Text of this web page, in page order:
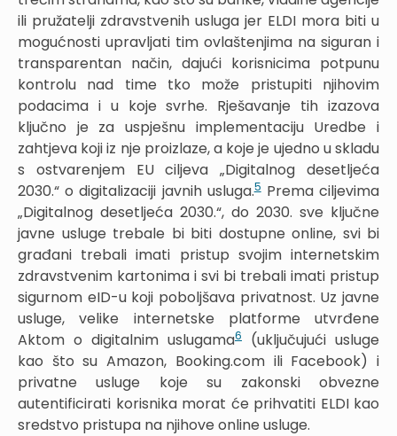
ili pružatelji zdravstvenih usluga jer ELDI mora biti u
mogućnosti upravljati tim ovlaštenjima na siguran i
transparentan način, dajući korisnicima potpunu
kontrolu nad time tko može pristupiti njihovim
podacima i u koje svrhe. Rješavanje tih izazova
ključno je za uspješnu implementaciju Uredbe i
zahtjeva koji iz nje proizlaze, a koje je ujedno u skladu
s ostvarenjem EU ciljeva „Digitalnog desetljeća
2030.“ o digitalizaciji javnih usluga.5Prema ciljevima
„Digitalnog desetljeća 2030.“, do 2030. sve ključne
javne usluge trebale bi biti dostupne online, svi bi
građani trebali imati pristup svojim internetskim
zdravstvenim kartonima i svi bi trebali imati pristup
sigurnom eID-u koji poboljšava privatnost. Uz javne
usluge, velike internetske platforme utvrđene
Aktom o digitalnim uslugama6
(uključujući usluge
kao što su Amazon, Booking.com ili Facebook) i
privatne usluge koje su zakonski obvezne
autentificirati korisnika morat će prihvatiti ELDI kao
sredstvo pristupa na njihove online usluge.